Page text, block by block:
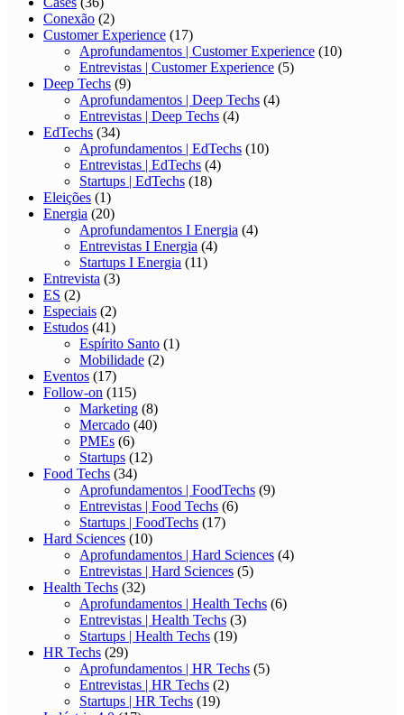
Conexão (2)
Customer Experience (17)
Aprofundamentos | Customer Experience (10)
Entrevistas | Customer Experience (5)
Deep Techs (9)
Aprofundamentos | Deep Techs (4)
Entrevistas | Deep Techs (4)
EdTechs (34)
Aprofundamentos | EdTechs (10)
Entrevistas | EdTechs (4)
Startups | EdTechs (18)
Eleições (1)
Energia (20)
Aprofundamentos I Energia (4)
Entrevistas I Energia (4)
Startups I Energia (11)
Entrevista (3)
ES (2)
Especiais (2)
Estudos (41)
Espírito Santo (1)
Mobilidade (2)
Eventos (17)
Follow-on (115)
Marketing (8)
Mercado (40)
PMEs (6)
Startups (12)
Food Techs (34)
Aprofundamentos | FoodTechs (9)
Entrevistas | Food Techs (6)
Startups | FoodTechs (17)
Hard Sciences (10)
Aprofundamentos | Hard Sciences (4)
Entrevistas | Hard Sciences (5)
Health Techs (32)
Aprofundamentos | Health Techs (6)
Entrevistas | Health Techs (3)
Startups | Health Techs (19)
HR Techs (29)
Aprofundamentos | HR Techs (5)
Entrevistas | HR Techs (2)
Startups | HR Techs (19)